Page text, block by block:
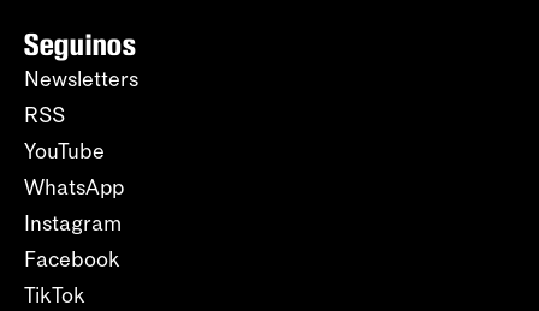
Seguinos
Newsletters
RSS
YouTube
WhatsApp
Instagram
Facebook
TikTok